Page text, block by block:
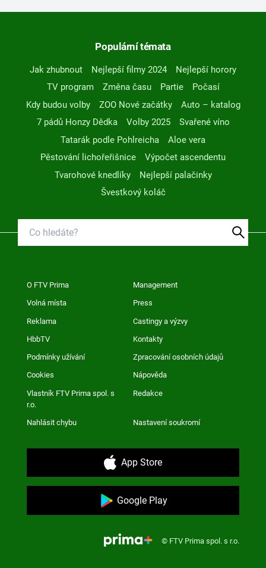
Populární témata
Jak zhubnout Nejlepší filmy 2024
Nejlepší horory
TV program
Změna času Partie
Počasí
Kdy budou volby
ZOO Nové začátky
Auto – katalog
7 pádů Honzy Dědka
Volby 2025
Svařené víno
Tatarák podle Pohlreicha
Aloe vera
Pěstování lichořeřišnice
Výpočet ascendentu
Tvarohové knedlíky
Nejlepší palačinky
Švestkový koláč
O FTV Prima Management
Volná místa Press
Reklama Castingy a výzvy
HbbTV Kontakty
Podmínky užívání Zpracování osobních údajů
Cookies Nápověda
Vlastník FTV Prima spol. s
r.o.
Redakce
Nahlásit chybu Nastavení soukromí
App Store
Google Play
© FTV Prima spol. s r.o.